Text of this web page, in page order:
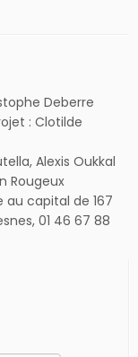
Deberre
: Clotilde
Alexis Oukkal
Rougeux
au capital de 167
01 46 67 88